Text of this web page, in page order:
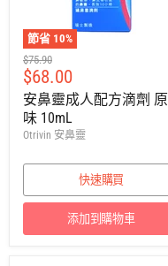
節省 10%
建
議
零
售
價
$75.90
售
價
$68.00
安鼻靈成人配方滴劑 原
味 10mL
Otrivin 安鼻靈
快速購買
添加到購物車